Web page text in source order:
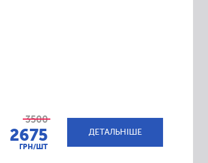
3500
2675
ГРН/ШТ
ДЕТАЛЬНІШЕ